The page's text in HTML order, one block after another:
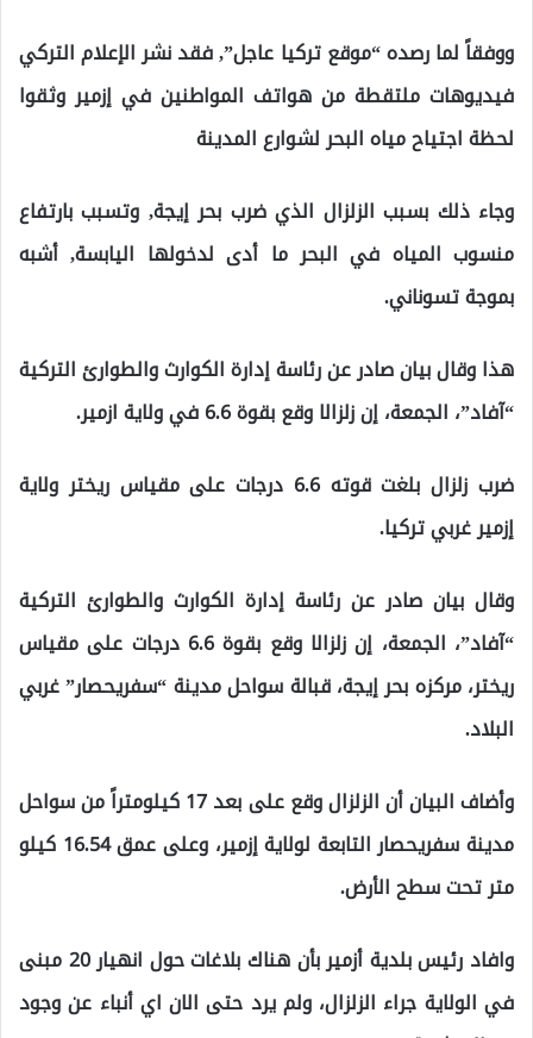
ووفقاً لما رصده “موقع تركيا عاجل”, فقد نشر الإعلام التركي
فيديوهات ملتقطة من هواتف المواطنين في إزمير وثقوا
لحظة اجتياح مياه البحر لشوارع المدينة
وجاء ذلك بسبب الزلزال الذي ضرب بحر إيجة, وتسبب بارتفاع
منسوب المياه في البحر ما أدى لدخولها اليابسة, أشبه
بموجة تسوناني.
هذا وقال بيان صادر عن رئاسة إدارة الكوارث والطوارئ التركية
“آفاد”، الجمعة، إن زلزالا وقع بقوة 6.6 في ولاية ازمير.
ضرب زلزال بلغت قوته 6.6 درجات على مقياس ريختر ولاية
إزمير غربي تركيا.
وقال بيان صادر عن رئاسة إدارة الكوارث والطوارئ التركية
“آفاد”، الجمعة، إن زلزالا وقع بقوة 6.6 درجات على مقياس
ريختر، مركزه بحر إيجة، قبالة سواحل مدينة “سفريحصار” غربي
البلاد.
وأضاف البيان أن الزلزال وقع على بعد 17 كيلومتراً من سواحل
مدينة سفريحصار التابعة لولاية إزمير، وعلى عمق 16.54 كيلو
متر تحت سطح الأرض.
وافاد رئيس بلدية أزمير بأن هناك بلاغات حول انهيار 20 مبنى
في الولاية جراء الزلزال، ولم يرد حتى الان اي أنباء عن وجود